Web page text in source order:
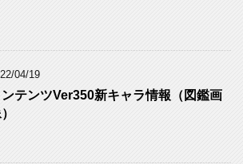
04/19
ンテンツVer350新キャラ情報（図鑑画